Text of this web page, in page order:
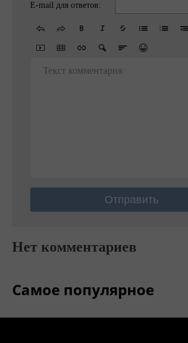
E-mail для ответов:
Текст комментария
Нет комментариев
Самое популярное